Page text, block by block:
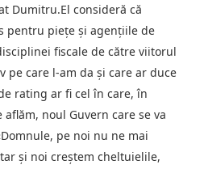
Dumitru.El consideră că
pentru piețe și agențiile de
fiscale de către viitorul
pe care l-am da și care ar duce
rating ar fi cel în care, în
noul Guvern care se va
pe noi nu ne mai
și noi creștem cheltuielile,